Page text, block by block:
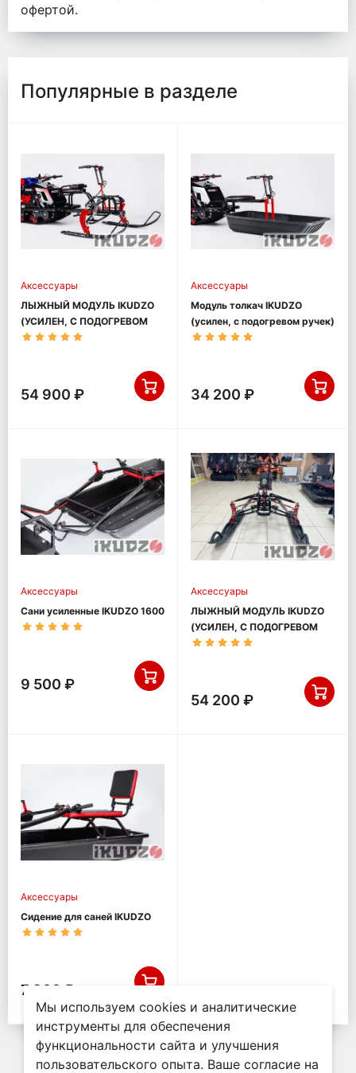
офертой.
Популярные в разделе
Аксессуары
ЛЫЖНЫЙ МОДУЛЬ IKUDZO
(УСИЛЕН, С ПОДОГРЕВОМ
РУЧЕК)
54 900 ₽
Аксессуары
Модуль толкач IKUDZO
(усилен, с подогревом ручек)
34 200 ₽
Аксессуары
Сани усиленные IKUDZO 1600
9 500 ₽
Аксессуары
ЛЫЖНЫЙ МОДУЛЬ IKUDZO
(УСИЛЕН, С ПОДОГРЕВОМ
РУЧЕК, ПЛАСТИКОВЫЕ
54 200 ₽
Аксессуары
Сидение для саней IKUDZO
7 900 ₽
Мы используем cookies и аналитические
инструменты для обеспечения
функциональности сайта и улучшения
пользовательского опыта. Ваше согласие на